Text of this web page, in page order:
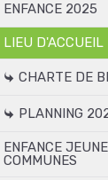
ENFANCE 2025
LIEU D'ACCUEIL
CHARTE DE
PLANNING
ENFANCE
COMMUNES